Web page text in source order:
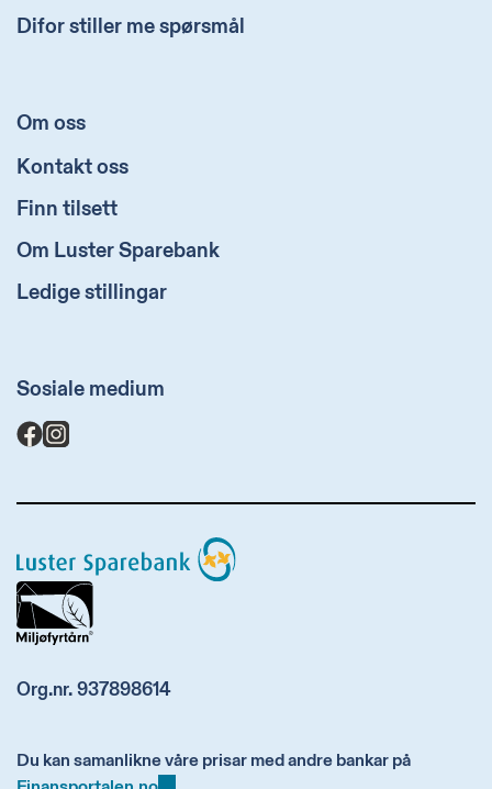
Difor stiller me spørsmål
Om oss
Kontakt oss
Finn tilsett
Om Luster Sparebank
Ledige stillingar
Sosiale medium
Luster
Sparebank
Org.nr. 937898614
Du kan samanlikne våre prisar med andre bankar på